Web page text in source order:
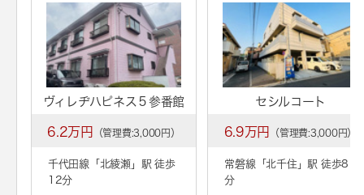
ヴィレヂハピネス５参番館
6.2万円 （管理費:3,000円）
千代田線「 北綾瀬」駅 徒歩
12分
セシルコート
6.9万円 （管理費:3,000円）
常磐線「 北千住 」駅 徒歩8
分